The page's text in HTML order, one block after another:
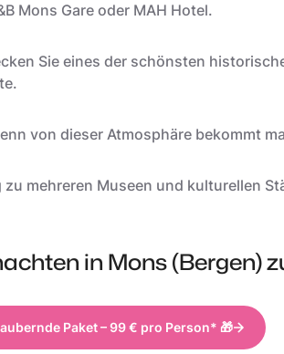
Mons Gare oder MAH Hotel.
Sie eines der schönsten
von dieser Atmosphäre bekommt
mehreren Museen und kulturellen
in Mons (Bergen)
Paket – 99 € pro Person* 🎁